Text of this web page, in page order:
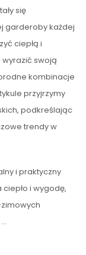
się
garderoby każdej
ciepłą i
wyrazić swoją
kombinacje
przyjrzymy
podkreślając
trendy w
i praktyczny
i wygodę,